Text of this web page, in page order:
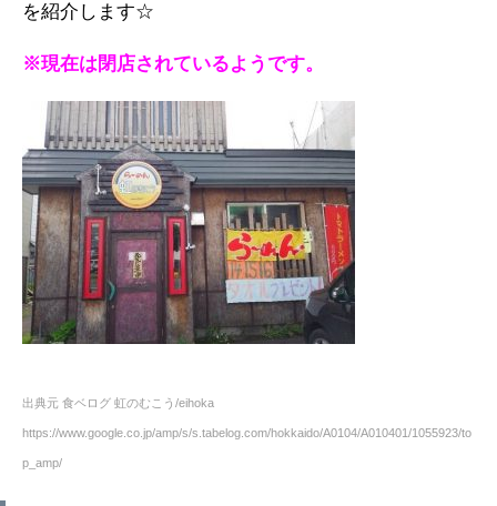
を紹介します☆
※現在は閉店されているようです。
出典元 食ベログ 虹のむこう/eihoka
https://www.google.co.jp/amp/s/s.tabelog.com/hokkaido/A0104/A010401/1055923/to
p_amp/